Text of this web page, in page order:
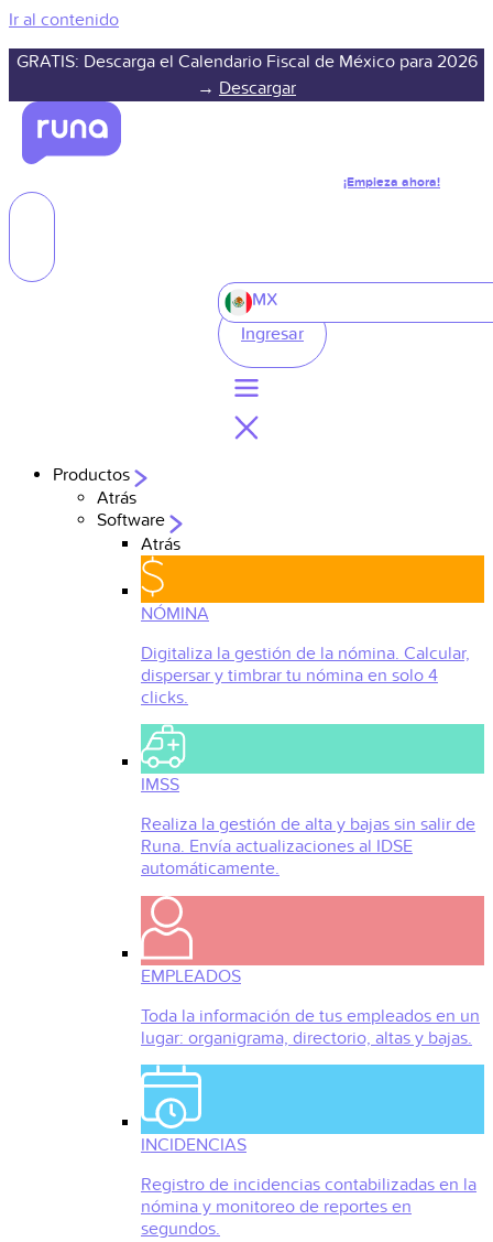
Ir al contenido
GRATIS: Descarga el Calendario Fiscal de México para 2026
→ Descargar
¡Empieza ahora!
MX
Ingresar
Productos
Atrás
Software
Atrás
NÓMINA
Digitaliza la gestión de la nómina. Calcular,
dispersar y timbrar tu nómina en solo 4
clicks.
IMSS
Realiza la gestión de alta y bajas sin salir de
Runa. Envía actualizaciones al IDSE
automáticamente.
EMPLEADOS
Toda la información de tus empleados en un
lugar: organigrama, directorio, altas y bajas.
INCIDENCIAS
Registro de incidencias contabilizadas en la
nómina y monitoreo de reportes en
segundos.